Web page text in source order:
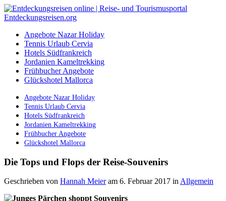
Angebote Nazar Holiday
Tennis Urlaub Cervia
Hotels Südfrankreich
Jordanien Kameltrekking
Frühbucher Angebote
Glückshotel Mallorca
Angebote Nazar Holiday
Tennis Urlaub Cervia
Hotels Südfrankreich
Jordanien Kameltrekking
Frühbucher Angebote
Glückshotel Mallorca
Die Tops und Flops der Reise-Souvenirs
Geschrieben von Hannah Meier am 6. Februar 2017 inAllgemein